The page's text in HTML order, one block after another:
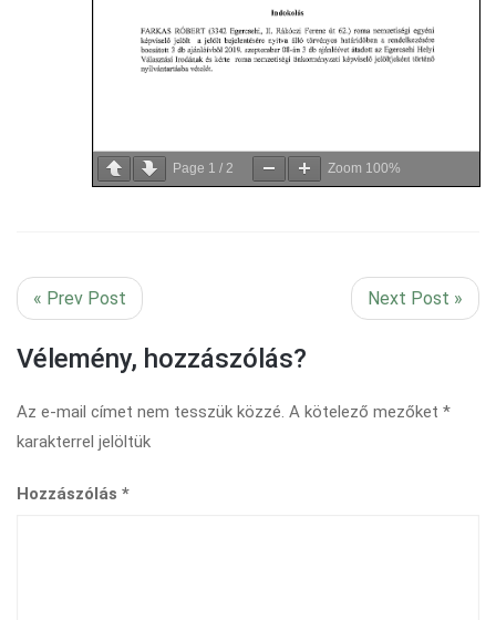
Page 1 / 2 Zoom 100%
« Prev Post Next Post »
Vélemény, hozzászólás?
Az e-mail címet nem tesszük közzé. A kötelező mezőket *
karakterrel jelöltük
Hozzászólás *